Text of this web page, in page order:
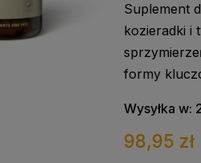
Suplement
kozieradki i
formy
Wysyłka w:
98,95 zł